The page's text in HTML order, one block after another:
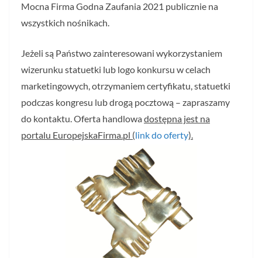
Mocna Firma Godna Zaufania 2021 publicznie na
wszystkich nośnikach.
Jeżeli są Państwo zainteresowani wykorzystaniem
wizerunku statuetki lub logo konkursu w celach
marketingowych, otrzymaniem certyfikatu, statuetki
podczas kongresu lub drogą pocztową – zapraszamy
do kontaktu. Oferta handlowadostępna jest na
portalu EuropejskaFirma.pl (link do oferty).